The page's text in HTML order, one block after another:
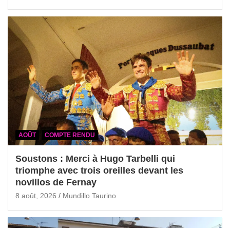
AOÛT COMPTE RENDU
Soustons : Merci à Hugo Tarbelli qui
triomphe avec trois oreilles devant les
novillos de Fernay
8 août, 2026 Mundillo Taurino